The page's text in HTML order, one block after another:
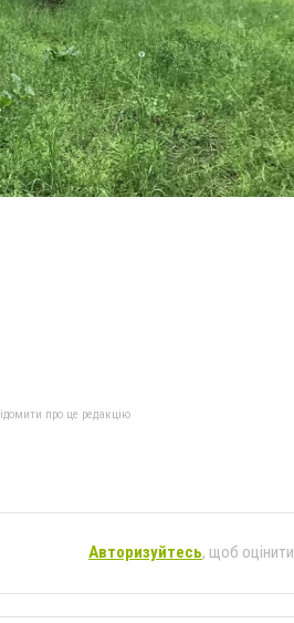
про це редакцію
Авторизуйтесь, щоб оцінити